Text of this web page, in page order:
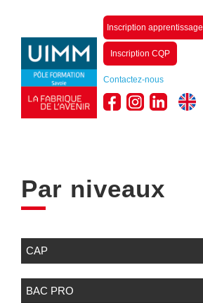
Inscription apprentissage
Inscription CQP
Contactez-nous
Par niveaux
CAP
BAC PRO